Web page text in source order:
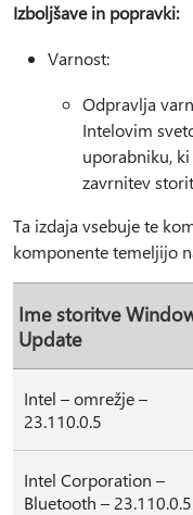
Izboljšave in popravki:
Varnost:
Odpravlja
Intelovim
uporabniku,
zavrnitev
Ta izdaja vsebuje te
komponente temeljijo
Ime storitve
Update
Intel – omrežje –
23.110.0.5
Intel Corporation –
Bluetooth – 23.110.0.5